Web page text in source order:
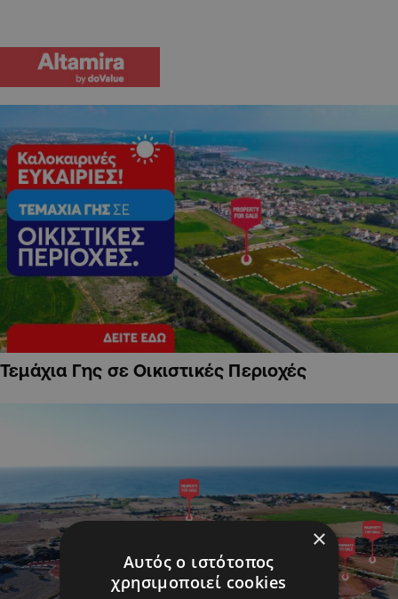
Τεμάχια Γης σε Οικιστικές Περιοχές
×
Αυτός ο ιστότοπος
χρησιμοποιεί cookies